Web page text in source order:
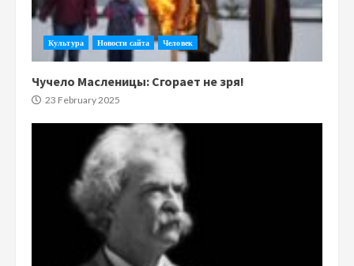
Культура Новости сайта Человек
Чучело Масленицы: Сгорает не зря!
23 February 2025